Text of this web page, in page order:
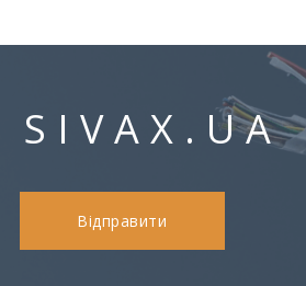
Відправити